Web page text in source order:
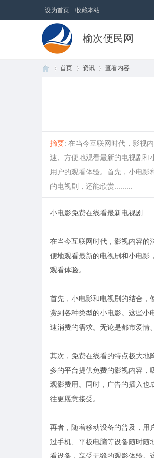
设为首页 收藏本站
榆次便民网
首页 资讯 查看内容
摘要: 在当今互联网时代，影视
速、方便地观看最新的电视剧和
用户的观看体验。首先，小电
的电视剧，还能欣赏.........
小电影免费在线看最新电视剧
在当今互联网时代，影视内容的
便地观看最新的电视剧和小电影
观看体验。
首先，小电影和电视剧的结合，
赏到各种类型的小电影。这些小
速消费的需求。无论是都市爱情
其次，免费在线看的特点极大地
多的平台提供免费的影视内容，
观影费用。同时，广告的插入也
往更愿意接受。
再者，随着移动设备的普及，用
过手机、平板电脑等设备随时随
看设备，享受无缝的观影体验。